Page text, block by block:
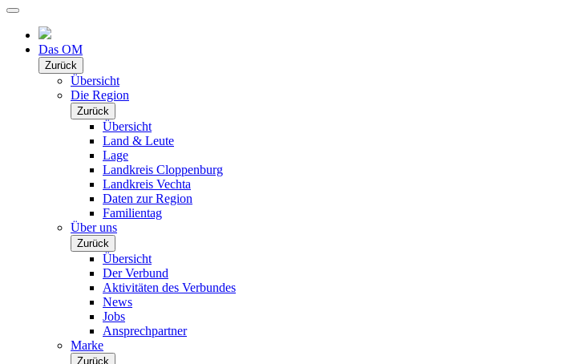
Das OM
Zurück
Übersicht
Die Region
Zurück
Übersicht
Land & Leute
Lage
Landkreis Cloppenburg
Landkreis Vechta
Daten zur Region
Familientag
Über uns
Zurück
Übersicht
Der Verbund
Aktivitäten des Verbundes
News
Jobs
Ansprechpartner
Marke
Zurück